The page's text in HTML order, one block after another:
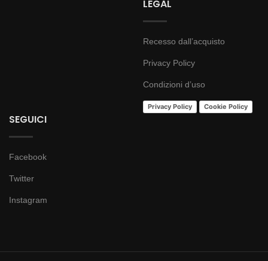
LEGAL
Recesso dall’acquisto
Privacy Policy
Condizioni d’uso
Privacy Policy Cookie Policy
SEGUICI
Facebook
Twitter
Instagram